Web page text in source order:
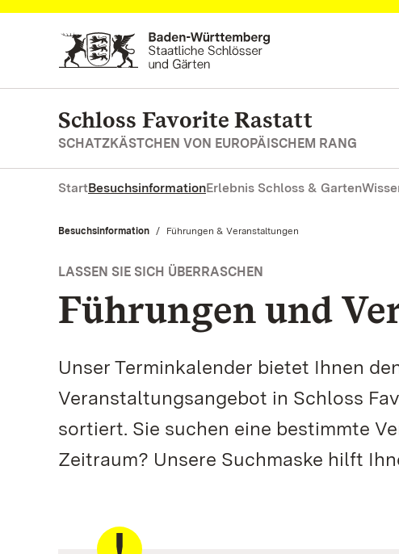
Zum Hauptinhalt springen
Schloss Favorite Rastatt
SCHATZKÄSTCHEN VON EUROPÄISCHEM RANG
StartBesuchsinformationErlebnis Schloss & Garten
Besuchsinformation Aktuell:
Führungen & Veranstaltungen
LASSEN SIE SICH ÜBERRASCHEN
Führungen und
Unser Terminkalender bietet Ihnen
Veranstaltungsangebot in Schloss
sortiert. Sie suchen eine bestimmte
Zeitraum? Unsere Suchmaske hilft